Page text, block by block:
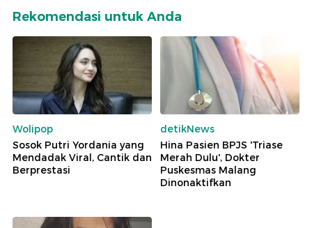
Rekomendasi untuk Anda
Wolipop
Sosok Putri Yordania yang
Mendadak Viral, Cantik dan
Berprestasi
detikNews
Hina Pasien BPJS 'Triase
Merah Dulu', Dokter
Puskesmas Malang
Dinonaktifkan